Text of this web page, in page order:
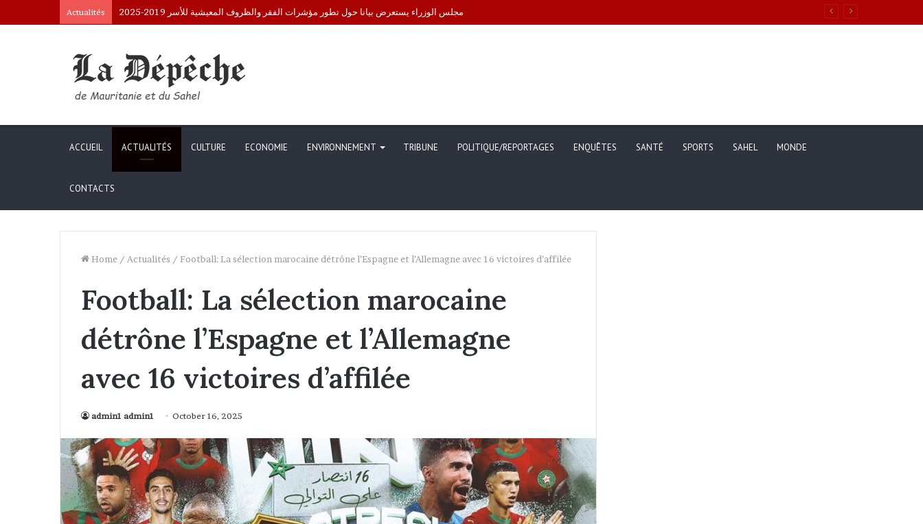
Actualités Interpellation de Mauritaniens au Mali : le gouvernement engage des démarches pour leur libération
ACCUEIL ACTUALITÉS CULTURE ECONOMIE ENVIRONNEMENT TRIBUNE POLITIQUE/REPORTAGES ENQUÊTES SANTÉ SPORTS SAHEL MONDE
CONTACTS
Home / Actualités / Football: La sélection marocaine détrône l’Espagne et l’Allemagne avec 16 victoires d’affilée
Football: La sélection marocaine
détrône l’Espagne et l’Allemagne
avec 16 victoires d’affilée
admin1 admin1 October 16, 2025